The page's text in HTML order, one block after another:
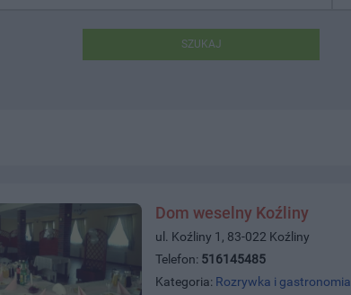
SZUKAJ
Dom weselny Koźliny
ul. Koźliny 1, 83-022 Koźliny
Telefon: 516145485
Kategoria: Rozrywka i gastronomia